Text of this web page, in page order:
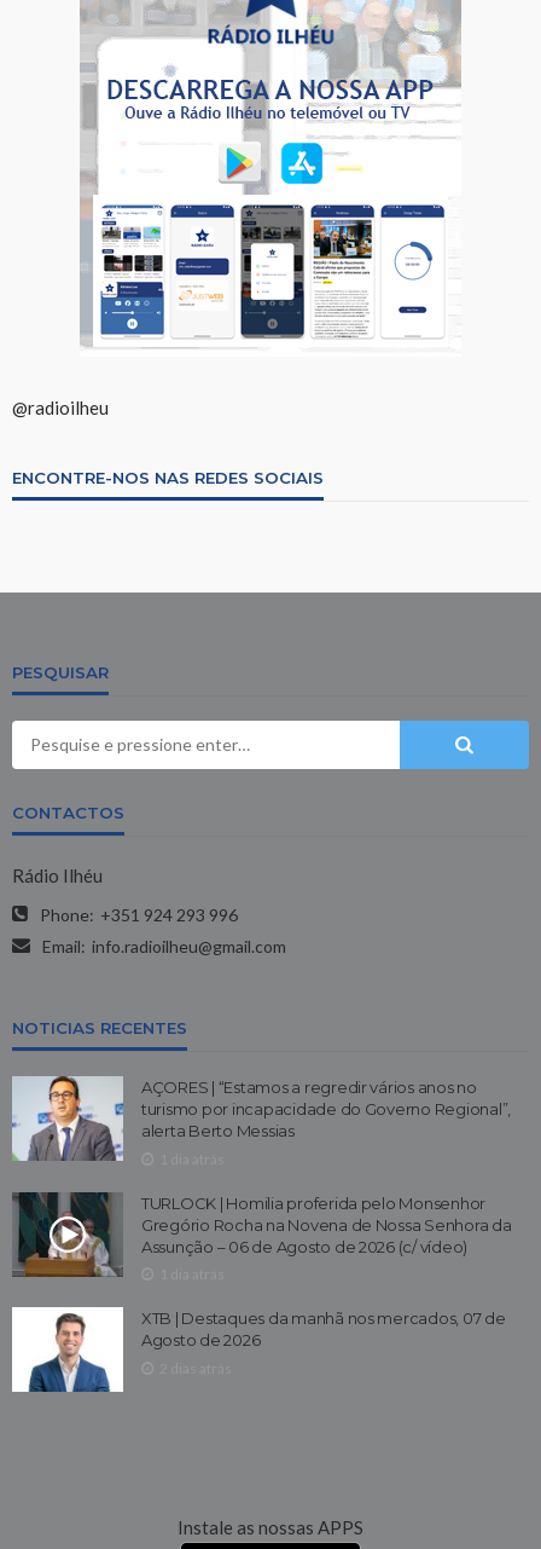
@radioilheu
ENCONTRE-NOS NAS REDES SOCIAIS
PESQUISAR
CONTACTOS
Rádio Ilhéu
Phone: +351 924 293 996
Email: info.radioilheu@gmail.com
NOTICIAS RECENTES
AÇORES | “Estamos a regredir vários anos no
turismo por incapacidade do Governo Regional”,
alerta Berto Messias
TURLOCK | Homilia proferida pelo Monsenhor
Gregório Rocha na Novena de Nossa Senhora da
Assunção – 06 de Agosto de 2026 (c/ vídeo)
XTB | Destaques da manhã nos mercados, 07 de
Agosto de 2026
Instale as nossas APPS